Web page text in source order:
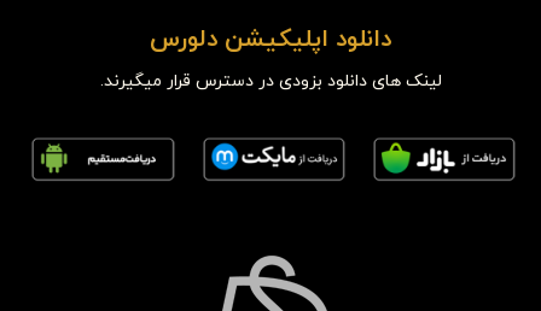
دانلود اپلیکیشن دلورس
لینک های دانلود بزودی در دسترس قرار میگیرند.